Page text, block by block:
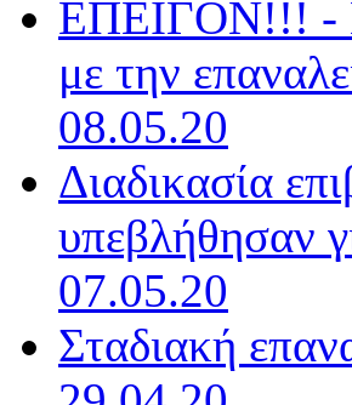
ΕΠΕΙΓΟΝ!!! -
με την
08.05.20
Διαδικασία
υπεβλήθησαν
07.05.20
Σταδιακή